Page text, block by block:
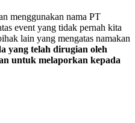
menggunakan nama PT
event yang tidak pernah kita
lain yang mengatas namakan
yang telah dirugian oleh
untuk melaporkan kepada